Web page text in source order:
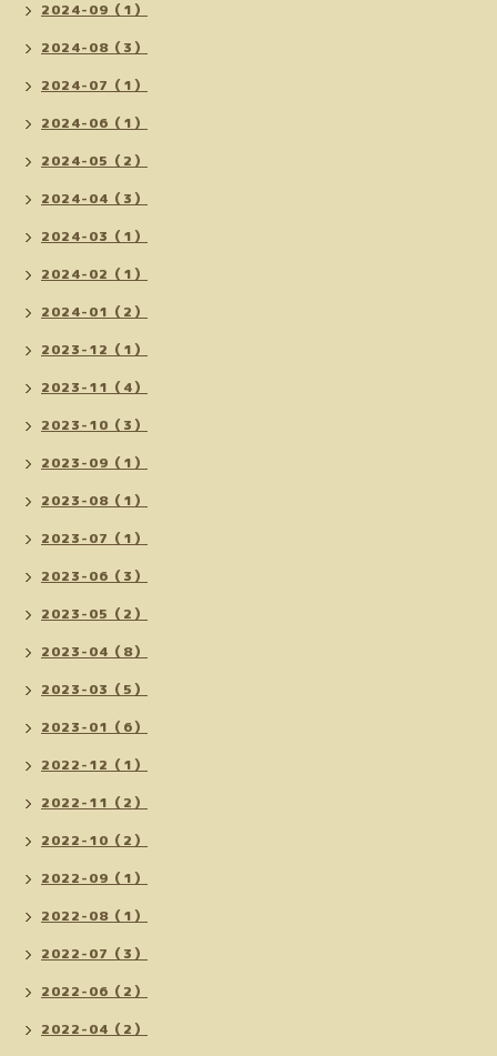
2024-09（1）
2024-08（3）
2024-07（1）
2024-06（1）
2024-05（2）
2024-04（3）
2024-03（1）
2024-02（1）
2024-01（2）
2023-12（1）
2023-11（4）
2023-10（3）
2023-09（1）
2023-08（1）
2023-07（1）
2023-06（3）
2023-05（2）
2023-04（8）
2023-03（5）
2023-01（6）
2022-12（1）
2022-11（2）
2022-10（2）
2022-09（1）
2022-08（1）
2022-07（3）
2022-06（2）
2022-04（2）